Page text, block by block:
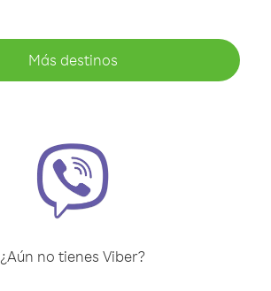
Más destinos
¿Aún no tienes Viber?